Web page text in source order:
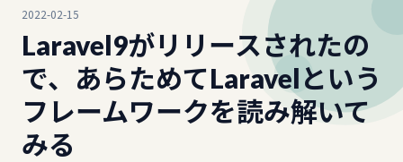
2022-02-15
Laravel9がリリースされたの
で、あらためてLaravelという
フレームワークを読み解いて
みる